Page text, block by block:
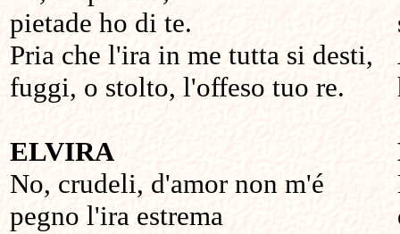
pietade ho di te.
Pria che l'ira in me tutta si desti,
fuggi, o stolto, l'offeso tuo re.
ELVIRA
No, crudeli, d'amor non m'é
pegno l'ira estrema